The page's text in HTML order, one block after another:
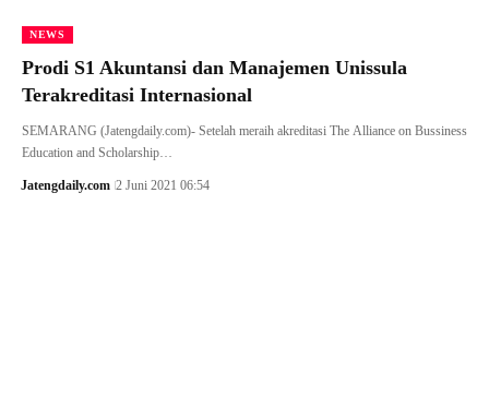
NEWS
Prodi S1 Akuntansi dan Manajemen Unissula
Terakreditasi Internasional
SEMARANG (Jatengdaily.com)- Setelah meraih akreditasi The Alliance on Bussiness
Education and Scholarship…
Jatengdaily.com 2 Juni 2021 06:54